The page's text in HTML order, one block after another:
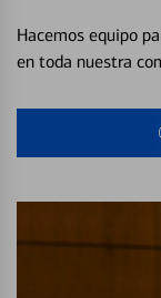
Hacemos equipo
en toda nuestra